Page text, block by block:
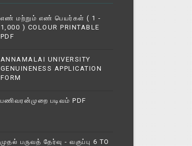
எண் மற்றும் எண் பெயர்கள் ( 1 -
1,000 ) COLOUR PRINTABLE
PDF
ANNAMALAI UNIVERSITY
GENUINENESS APPLICATION
FORM
பணிவரன்முறை படிவம் PDF
முதல் பருவத் தேர்வு - வகுப்பு 6 TO